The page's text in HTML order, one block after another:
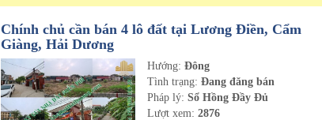
Chính chủ cần bán 4 lô đất tại Lương Điền, Cẩm
Giàng, Hải Dương
Hướng:Đông
Tình trạng:Đang đăng bán
Pháp lý: Sổ Hồng Đầy Đủ
Lượt xem:2876